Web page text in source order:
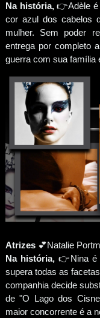
Na história,👉Adèle é
cor azul dos cabelos
mulher. Sem poder
entrega por completo
guerra com sua família
Atrizes 💕Natalie
Na história, 👉Nina é
supera todas as
companhia decide
de "O Lago dos
maior concorrente é a